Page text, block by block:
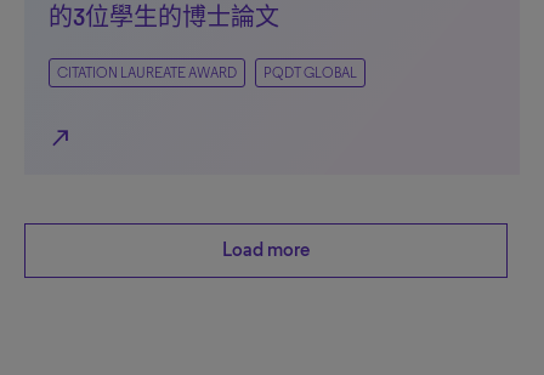
的3位學生的博士論文
CITATION LAUREATE AWARD PQDT GLOBAL
north_east
Load more